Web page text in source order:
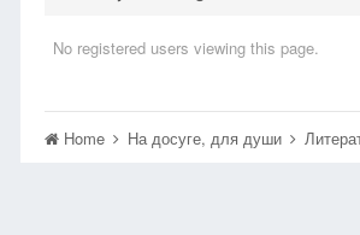
No registered users viewing this page.
Home На досуге, для души